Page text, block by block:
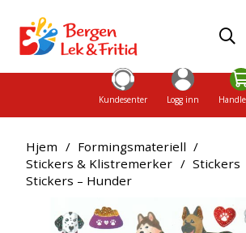
Kundesenter Logg inn
Hjem / Formingsmateriell /
Stickers & Klistremerker / Stickers
Stickers – Hunder